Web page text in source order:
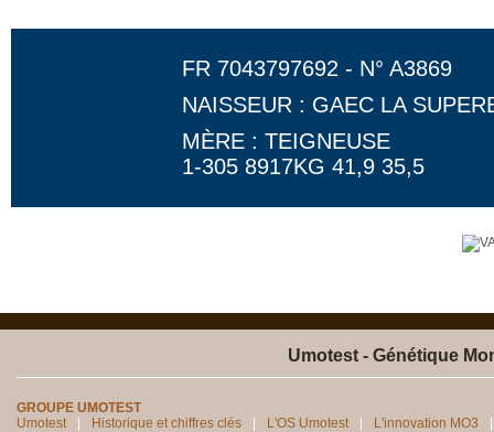
FR 7043797692 - N° A3869
NAISSEUR : GAEC LA
MÈRE : TEIGNEUSE
1-305 8917KG 41,9 35,5
Umotest - Génétique
GROUPE UMOTEST
Umotest
Historique et chiffres clés L'OS Umotest L'innovation MO3